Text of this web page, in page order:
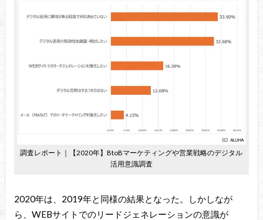
調査レポート｜【2020年】BtoBマーケティングや営業戦略のデジタル
活用意識調査
2020年は、2019年と同様の結果となった。しかしなが
ら、WEBサイトでのリードジェネレーションの意識が